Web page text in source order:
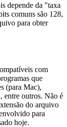
depende da "taxa
comuns são 128,
para obter
com
que
(para Mac),
outros. Não é
do arquivo
para
hoje.